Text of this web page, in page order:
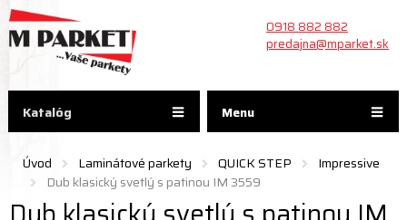
Menu
0918 882 882
predajna@mparket.sk
Úvod Laminátové parkety QUICK STEP
Impressive
Dub klasický svetlý s patinou IM 3559
Katalóg